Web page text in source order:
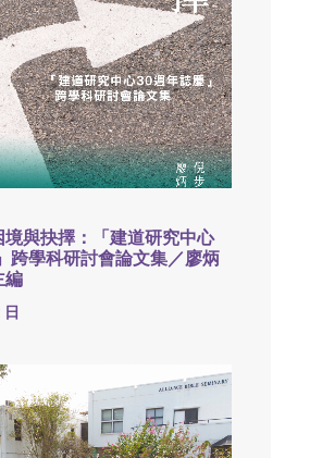
境與抉擇：「建道研究中心
跨學科研討會論文集／廖炳
編